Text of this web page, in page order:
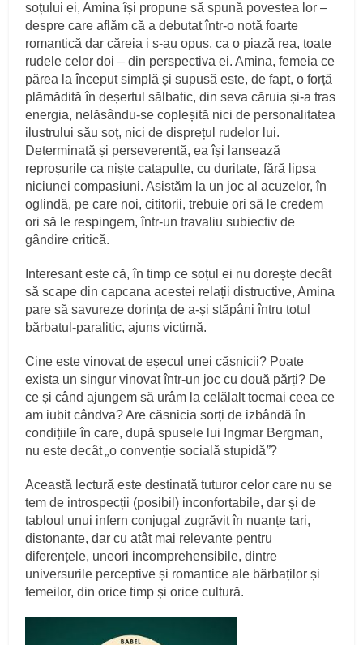
soțului ei, Amina își propune să spună povestea lor –
despre care aflăm că a debutat într-o notă foarte
romantică dar căreia i s-au opus, ca o piază rea, toate
rudele celor doi – din perspectiva ei. Amina, femeia ce
părea la început simplă și supusă este, de fapt, o forță
plămădită în deșertul sălbatic, din seva căruia și-a tras
energia, nelăsându-se copleșită nici de personalitatea
ilustrului său soț, nici de disprețul rudelor lui.
Determinată și perseverentă, ea își lansează
reproșurile ca niște catapulte, cu duritate, fără lipsa
niciunei compasiuni. Asistăm la un joc al acuzelor, în
oglindă, pe care noi, cititorii, trebuie ori să le credem
ori să le respingem, într-un travaliu subiectiv de
gândire critică.
Interesant este că, în timp ce soțul ei nu dorește decât
să scape din capcana acestei relații distructive, Amina
pare să savureze dorința de a-și stăpâni întru totul
bărbatul-paralitic, ajuns victimă.
Cine este vinovat de eșecul unei căsnicii? Poate
exista un singur vinovat într-un joc cu două părți? De
ce și când ajungem să urâm la celălalt tocmai ceea ce
am iubit cândva? Are căsnicia sorți de izbândă în
condițiile în care, după spusele lui Ingmar Bergman,
nu este decât„o convenție socială stupidă”?
Această lectură este destinată tuturor celor care nu se
tem de introspecții (posibil) inconfortabile, dar și de
tabloul unui infern conjugal zugrăvit în nuanțe tari,
distonante, dar cu atât mai relevante pentru
diferențele, uneori incomprehensibile, dintre
universurile perceptive și romantice ale bărbaților și
femeilor, din orice timp și orice cultură.